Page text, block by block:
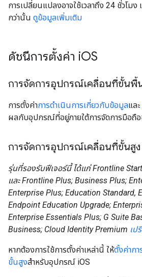
การเปลี่ยนแปลงอาจใช้เวลาถึง 24 ชั่วโมง
กว่านั้น ดูข้อมูลเพิ่มเติม
ดัชนีการตั้งค่า iOS
การจัดการอุปกรณ์เคลื่อนที่ขั้นพื้
การตั้งค่าการดำเนินการเกี่ยวกับข้อมูลและ
ผลกับอุปกรณ์ที่อยู่ภายใต้การจัดการมือถื
การจัดการอุปกรณ์เคลื่อนที่ขั้นสูง
รุ่นที่รองรับฟีเจอร์นี้ ได้แก่ Frontline
และ Frontline Plus; Business Plus;
Enterprise Plus; Education Standard,
Endpoint Education Upgrade;
Enterprise Essentials Plus; G Suite
Business; Cloud Identity Premium เป
หากต้องการใช้การตั้งค่าเหล่านี้ ให้ตั้งค่าก
ขั้นสูงสำหรับอุปกรณ์ iOS